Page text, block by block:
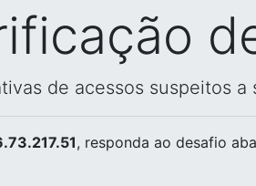
de acessos suspeitos
, responda ao desafio